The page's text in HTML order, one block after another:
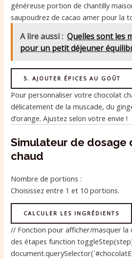
généreuse portion de chantilly
saupoudrez de cacao amer pour la
A lire aussi : Quelles sont les
pour un petit déjeuner
5. AJOUTER ÉPICES AU GOÛT
Pour personnaliser votre chocolat
délicatement de la muscade, du
d’orange. Ajustez selon votre envie !
Simulateur de dosage
chaud
Nombre de portions :
Choisissez entre 1 et 10 portions.
CALCULER LES INGRÉDIENTS
// Fonction pour afficher/masquer la
des étapes function